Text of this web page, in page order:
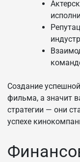
Создание
фильма, а значит
стратегии — они
успехе